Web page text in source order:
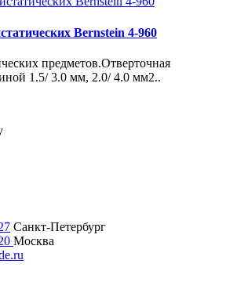
Bernstein 4-960
предметов.Oтверточная
1.5/ 3.0 мм, 2.0/ 4.0 мм2..
Санкт-Петербург
Москва